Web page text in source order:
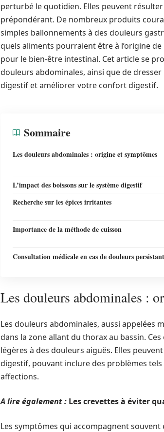
perturbé le quotidien. Elles peuvent
prépondérant. De nombreux produits
simples ballonnements à des douleurs
quels aliments pourraient être à l’origine
pour le bien-être intestinal. Cet article se
douleurs abdominales, ainsi que de
digestif et améliorer votre confort digestif.
Sommaire
Les douleurs abdominales : origine et symptômes
L’impact des boissons sur le système digestif
Recherche sur les épices irritantes
Importance de la méthode de cuisson
Consultation médicale en cas de douleurs
Les douleurs abdominales :
Les douleurs abdominales, aussi appelées
dans la zone allant du thorax au bassin.
légères à des douleurs aiguës. Elles
digestif, pouvant inclure des problèmes
affections.
A lire également : Les crevettes à éviter
Les symptômes qui accompagnent